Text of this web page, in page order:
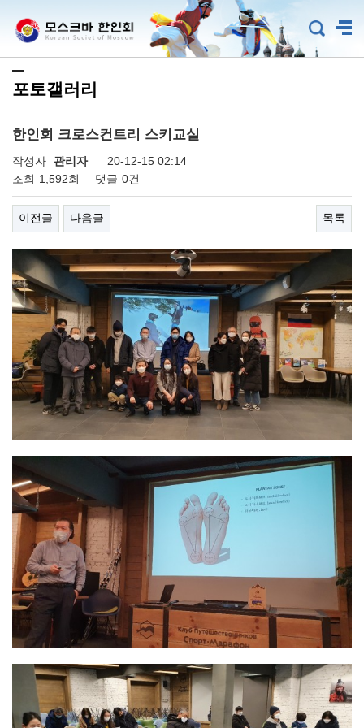
포토갤러리
한인회 크로스컨트리 스키교실
작성자 관리자
20-12-15 02:14
조회 1,592회 댓글 0건
이전글 다음글 목록